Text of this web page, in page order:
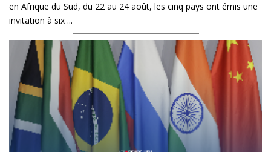
en Afrique du Sud, du 22 au 24 août, les cinq pays ont émis une
invitation à six ...